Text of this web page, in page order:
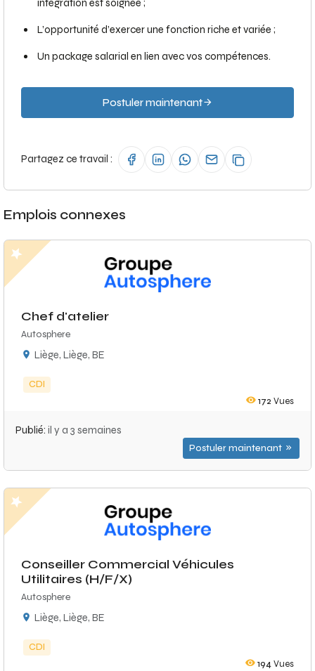
intégration est soignée ;
L’opportunité d’exercer une fonction riche et variée ;
Un package salarial en lien avec vos compétences.
Postuler maintenant
Partagez ce travail :
Emplois connexes
Chef d'atelier
Autosphere
Liège, Liège, BE
CDI
172 Vues
Publié: il y a 3 semaines
Postuler maintenant
Conseiller Commercial Véhicules
Utilitaires (H/F/X)
Autosphere
Liège, Liège, BE
CDI
194Vues